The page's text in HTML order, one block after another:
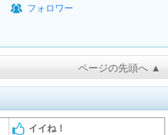
フォロワー
ページの先頭へ ▲
イイね！